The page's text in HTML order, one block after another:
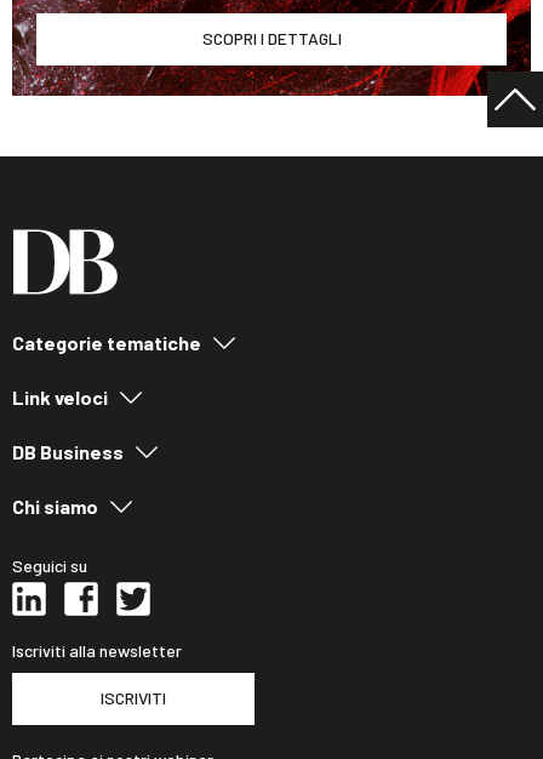
SCOPRI I DETTAGLI
Categorie tematiche
Link veloci
DB Business
Chi siamo
Seguici su
Iscriviti alla newsletter
ISCRIVITI